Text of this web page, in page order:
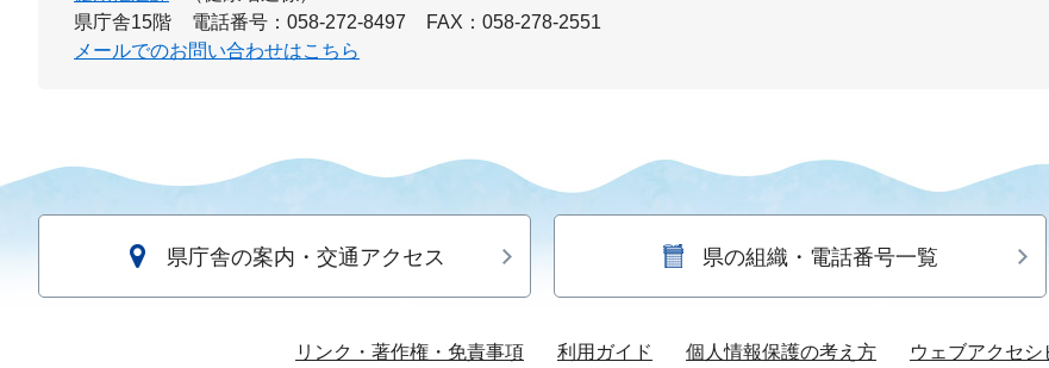
県庁舎15階
電話番号：058-272-8497
FAX：058-278-2551
メールでのお問い合わせはこちら
県庁舎の案内・交通アクセス 県の組織・電話番号一覧
リンク・著作権・免責事項 利用ガイド 個人情報保護の考え方 ウェブアクセ